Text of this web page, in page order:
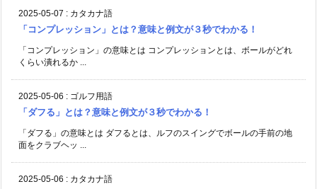
2025-05-07 : カタカナ語
「コンプレッション」とは？意味と例文が３秒でわかる！
「コンプレッション」の意味とは コンプレッションとは、ボールがどれ
くらい潰れるか ...
2025-05-06 : ゴルフ用語
「ダフる」とは？意味と例文が３秒でわかる！
「ダフる」の意味とは ダフるとは、ルフのスイングでボールの手前の地
面をクラブヘッ ...
2025-05-06 : カタカナ語